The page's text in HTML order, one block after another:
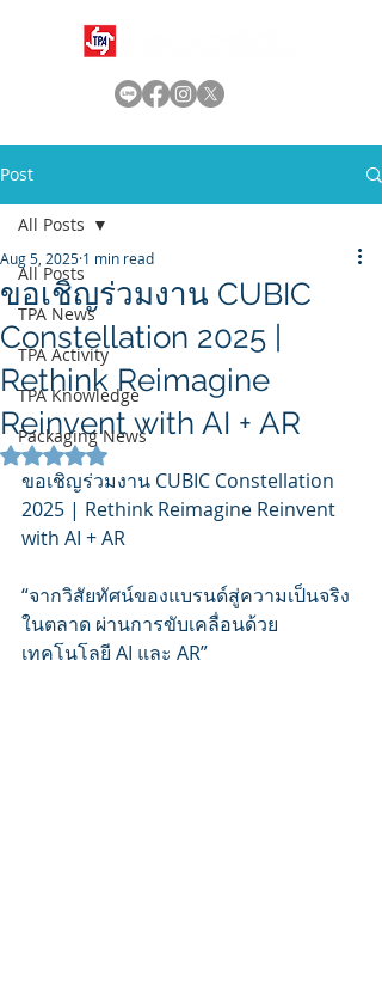
Post
All Posts
TPA News
TPA Activity
TPA Knowledge
Packaging News
All Posts
ขอเชิญร่วมงาน CUBIC
Constellation 2025 |
Rethink Reimagine
Reinvent with AI + AR ​
Aug 5, 2025 1 min read
Rated NaN out of 5 stars.
ขอเชิญร่วมงาน CUBIC Constellation
2025 | Rethink Reimagine Reinvent
with AI + AR
​“จากวิสัยทัศน์ของแบรนด์สู่ความเป็นจริง
ในตลาด ผ่านการขับเคลื่อนด้วย
เทคโนโลยี AI และ AR”